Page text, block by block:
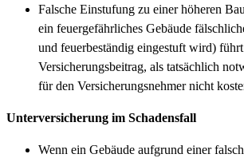
Falsche Einstufung zu einer höheren
ein feuergefährliches Gebäude
und feuerbeständig eingestuft wird)
Versicherungsbeitrag, als tatsächlich
für den Versicherungsnehmer nicht
Unterversicherung im Schadensfall
Wenn ein Gebäude aufgrund einer